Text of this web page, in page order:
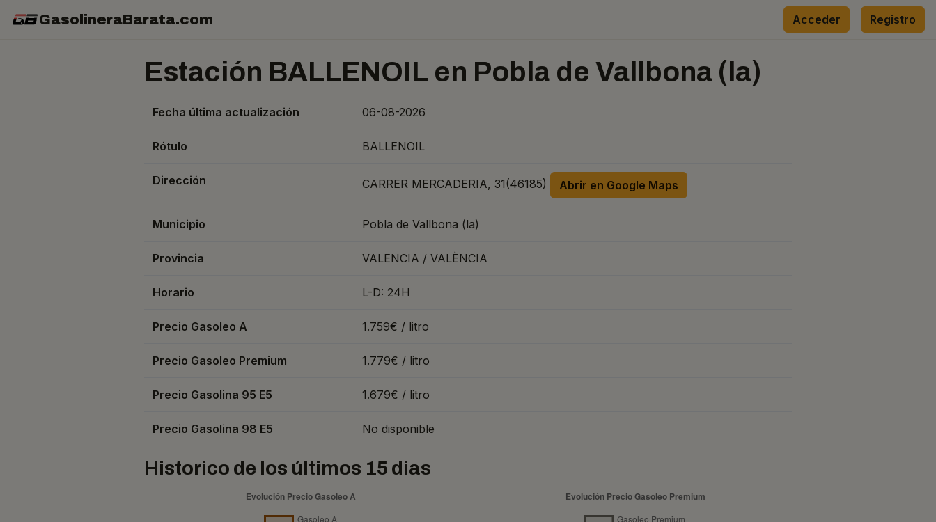
GasolineraBarata.com Acceder Registro
Estación BALLENOIL en Pobla de Vallbona (la)
Fecha última actualización 06-08-2026
Rótulo BALLENOIL
Dirección CARRER MERCADERIA, 31(46185) Abrir en Google Maps
Municipio Pobla de Vallbona (la)
Provincia VALENCIA / VALÈNCIA
Horario L-D: 24H
Precio Gasoleo A 1.759€ / litro
Precio Gasoleo Premium 1.779€ / litro
Precio Gasolina 95 E5 1.679€ / litro
Precio Gasolina 98 E5 No disponible
Historico de los últimos 15 dias